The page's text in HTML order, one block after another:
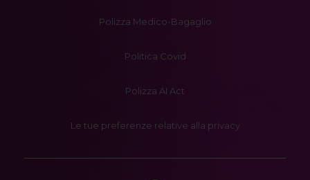
Polizza Medico-Bagaglio
Politica Covid
Polizza AI Act
Le tue preferenze relative alla privacy